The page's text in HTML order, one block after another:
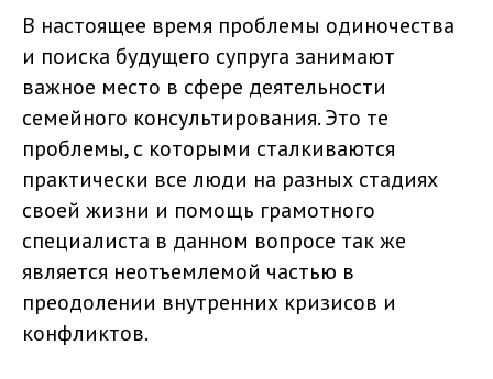
В настоящее время проблемы одиночества
и поиска будущего супруга занимают
важное место в сфере деятельности
семейного консультирования. Это те
проблемы, с которыми сталкиваются
практически все люди на разных стадиях
своей жизни и помощь грамотного
специалиста в данном вопросе так же
является неотъемлемой частью в
преодолении внутренних кризисов и
конфликтов.